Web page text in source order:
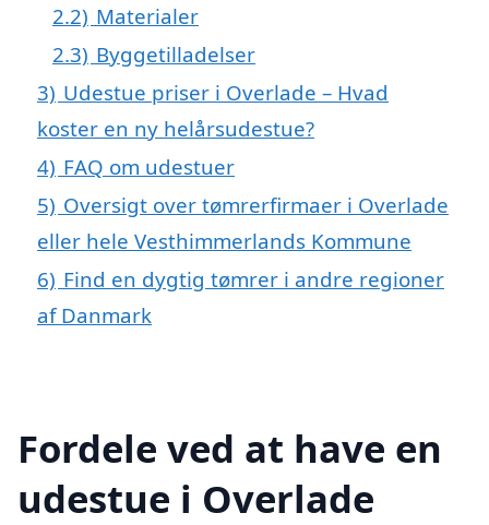
2.2) Materialer
2.3) Byggetilladelser
3) Udestue priser i Overlade – Hvad
koster en ny helårsudestue?
4) FAQ om udestuer
5) Oversigt over tømrerfirmaer i Overlade
eller hele Vesthimmerlands Kommune
6) Find en dygtig tømrer i andre regioner
af Danmark
Fordele ved at have en
udestue i Overlade